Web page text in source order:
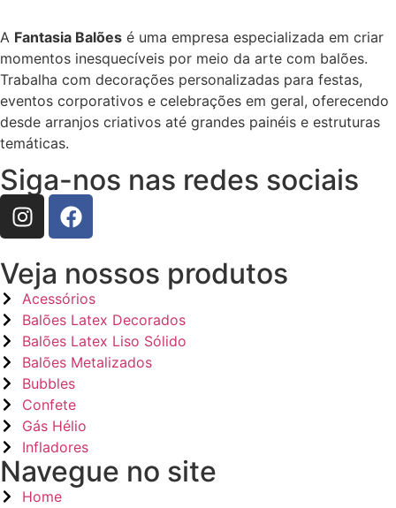
A Fantasia Balões é uma empresa especializada em criar
momentos inesquecíveis por meio da arte com balões.
Trabalha com decorações personalizadas para festas,
eventos corporativos e celebrações em geral, oferecendo
desde arranjos criativos até grandes painéis e estruturas
temáticas.
Siga-nos nas redes sociais
Veja nossos produtos
Acessórios
Balões Latex Decorados
Balões Latex Liso Sólido
Balões Metalizados
Bubbles
Confete
Gás Hélio
Infladores
Navegue no site
Home